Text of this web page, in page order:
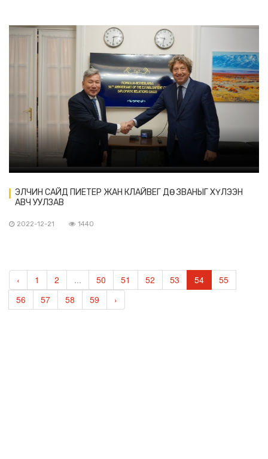
ЭЛЧИН САЙД ПИЕТЕР ЖАН КЛАЙВЕГ ДӨ ЗВАНЫГ ХҮЛЭЭН
АВЧ УУЛЗАВ
2022-12-21 1440
‹ 1 2 ... 50 51 52 53 54
55
56
57 58 59 ›